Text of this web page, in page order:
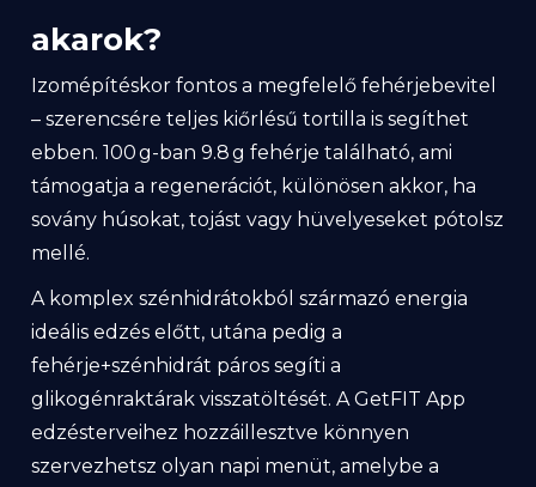
akarok?
Izomépítéskor fontos a megfelelő fehérjebevitel
– szerencsére teljes kiőrlésű tortilla is segíthet
ebben. 100 g-ban 9.8 g fehérje található, ami
támogatja a regenerációt, különösen akkor, ha
sovány húsokat, tojást vagy hüvelyeseket pótolsz
mellé.
A komplex szénhidrátokból származó energia
ideális edzés előtt, utána pedig a
fehérje+szénhidrát páros segíti a
glikogénraktárak visszatöltését. A GetFIT App
edzésterveihez hozzáillesztve könnyen
szervezhetsz olyan napi menüt, amelybe a